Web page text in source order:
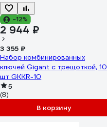
-12%
2 944 ₽
3 355 ₽
Набор комбинированных
ключей Gigant с трещоткой, 10
шт GKKR-10
5
(8)
В корзину